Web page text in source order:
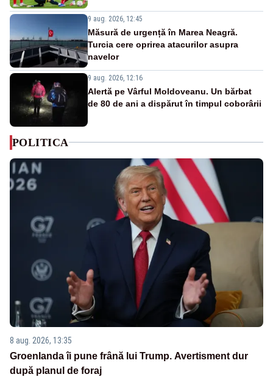
9 aug. 2026, 12:45
Măsură de urgență în Marea Neagră.
Turcia cere oprirea atacurilor asupra
navelor
9 aug. 2026, 12:16
Alertă pe Vârful Moldoveanu. Un bărbat
de 80 de ani a dispărut în timpul coborârii
POLITICA
8 aug. 2026, 13:35
Groenlanda îi pune frână lui Trump. Avertisment dur
după planul de foraj